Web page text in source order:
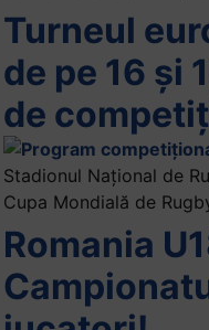
Turneul
de pe 16 și
de
Stadionul Național de
Cupa Mondială de
Romania